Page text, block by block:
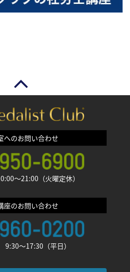
へのお問い合わせ
〜21:00（火曜定休）
座のお問い合わせ
〜17:30（平日）